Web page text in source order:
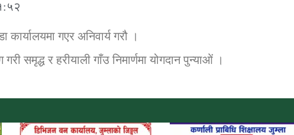
जुम्लाकाे सुचना
कार्यालयमा गएर अनिवार्य गरौ ।
समृद्ध र हरीयाली गाँउ निमार्णमा योगदान पुन्याओं ।